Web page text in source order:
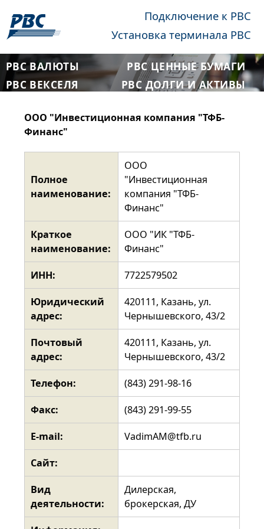
Подключение к РВС
Установка терминала РВС
РВС ВАЛЮТЫ
РВС ЦЕННЫЕ БУМАГИ
РВС ВЕКСЕЛЯ
РВС ДОЛГИ И АКТИВЫ
ООО "Инвестиционная компания "ТФБ-
Финанс"
Полное
наименование:
ООО
"Инвестиционная
компания "ТФБ-
Финанс"
Краткое
наименование:
ООО "ИК "ТФБ-
Финанс"
ИНН: 7722579502
Юридический
адрес:
420111, Казань, ул.
Чернышевского, 43/2
Почтовый
адрес:
420111, Казань, ул.
Чернышевского, 43/2
Телефон: (843) 291-98-16
Факс: (843) 291-99-55
E-mail: VadimAM@tfb.ru
Сайт:
Вид
деятельности:
Дилерская,
брокерская, ДУ